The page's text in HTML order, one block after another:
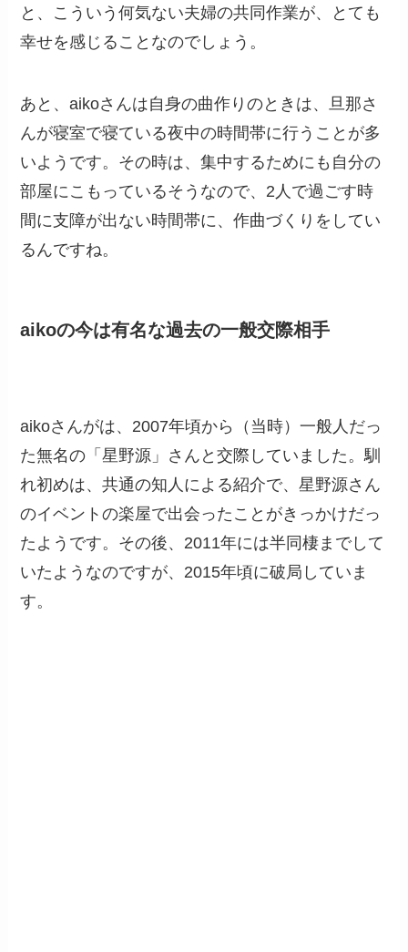
と、こういう何気ない夫婦の共同作業が、とても
幸せを感じることなのでしょう。
あと、aikoさんは自身の曲作りのときは、旦那さ
んが寝室で寝ている夜中の時間帯に行うことが多
いようです。その時は、集中するためにも自分の
部屋にこもっているそうなので、2人で過ごす時
間に支障が出ない時間帯に、作曲づくりをしてい
るんですね。
aikoの今は有名な過去の一般交際相手
aikoさんがは、2007年頃から（当時）一般人だっ
た無名の「星野源」さんと交際していました。馴
れ初めは、共通の知人による紹介で、星野源さん
のイベントの楽屋で出会ったことがきっかけだっ
たようです。その後、2011年には半同棲までして
いたようなのですが、2015年頃に破局していま
す。